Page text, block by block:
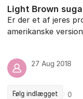
Light Brown
Er der et af jeres
amerikanske
27 Aug 2018
Følg indlægget 0